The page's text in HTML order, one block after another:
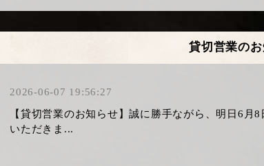
貸切営業の
2026-06-07 19:56:27
【貸切営業のお知らせ】​誠に勝手ながら、明日6月
いただきま...